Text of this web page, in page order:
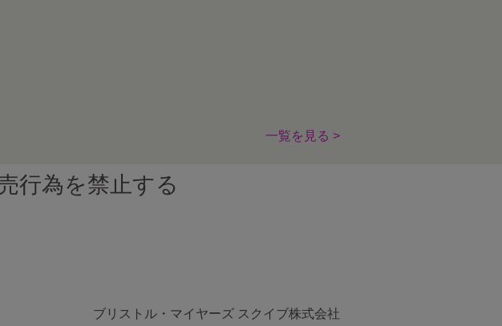
一覧を見る >
行為を禁止する
ブリストル・マイヤーズ スクイブ株式会社